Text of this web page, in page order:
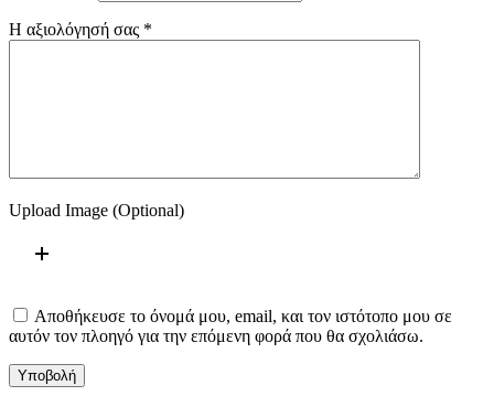
Η αξιολόγησή σας *
Upload Image (Optional)
Αποθήκευσε το όνομά μου, email, και τον ιστότοπο μου σε
αυτόν τον πλοηγό για την επόμενη φορά που θα σχολιάσω.
Υποβολή